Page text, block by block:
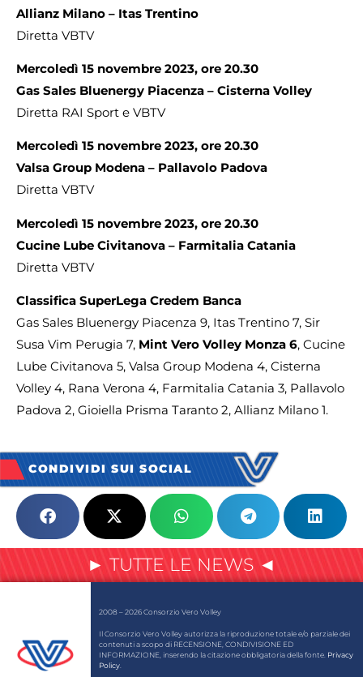
Allianz Milano – Itas Trentino
Diretta VBTV
Mercoledì 15 novembre 2023, ore 20.30
Gas Sales Bluenergy Piacenza – Cisterna Volley
Diretta RAI Sport e VBTV
Mercoledì 15 novembre 2023, ore 20.30
Valsa Group Modena – Pallavolo Padova
Diretta VBTV
Mercoledì 15 novembre 2023, ore 20.30
Cucine Lube Civitanova – Farmitalia Catania
Diretta VBTV
Classifica SuperLega Credem Banca
Gas Sales Bluenergy Piacenza 9, Itas Trentino 7, Sir
Susa Vim Perugia 7, Mint Vero Volley Monza 6, Cucine
Lube Civitanova 5, Valsa Group Modena 4, Cisterna
Volley 4, Rana Verona 4, Farmitalia Catania 3, Pallavolo
Padova 2, Gioiella Prisma Taranto 2, Allianz Milano 1.
CONDIVIDI SUI SOCIAL
► TUTTE LE NEWS ◄
2008 – 2026 Consorzio Vero Volley
Il Consorzio Vero Volley autorizza la riproduzione totale e/o parziale dei
contenuti a scopo di RECENSIONE, CONDIVISIONE ED
INFORMAZIONE, inserendo la citazione obbligatoria della fonte. Privacy
Policy